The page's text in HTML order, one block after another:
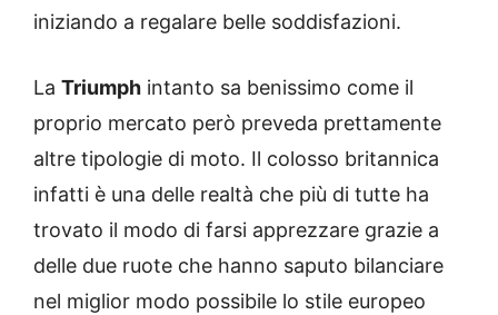
iniziando a regalare belle soddisfazioni.
La Triumph intanto sa benissimo come il
proprio mercato però preveda prettamente
altre tipologie di moto. Il colosso britannica
infatti è una delle realtà che più di tutte ha
trovato il modo di farsi apprezzare grazie a
delle due ruote che hanno saputo bilanciare
nel miglior modo possibile lo stile europeo